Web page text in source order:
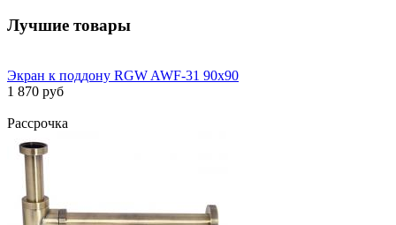
Лучшие товары
Экран к поддону RGW AWF-31 90х90
1 870 руб
Рассрочка